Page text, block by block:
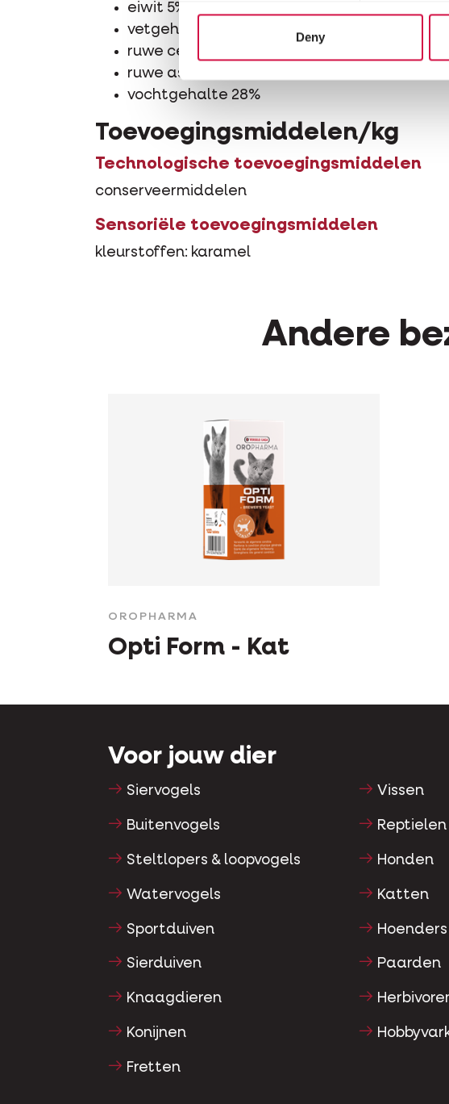
Deny
eiwit 5%
vetgehalte 18%
ruwe celstof 5%
ruwe as 1,5%
vochtgehalte 28%
Toevoegingsmiddelen/kg
Technologische toevoegingsmiddelen
conserveermiddelen
Sensoriële toevoegingsmiddelen
kleurstoffen: karamel
Andere
OROPHARMA
Opti Form - Kat
Voor jouw dier
Siervogels
Buitenvogels
Steltlopers & loopvogels
Watervogels
Sportduiven
Sierduiven
Knaagdieren
Konijnen
Fretten
Vissen
Reptielen
Honden
Katten
Hoenders
Paarden